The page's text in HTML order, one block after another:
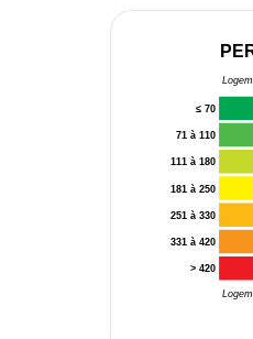
≤ 70
71 à 110
111 à 180
181 à 250
251 à 330
331 à 420
> 420